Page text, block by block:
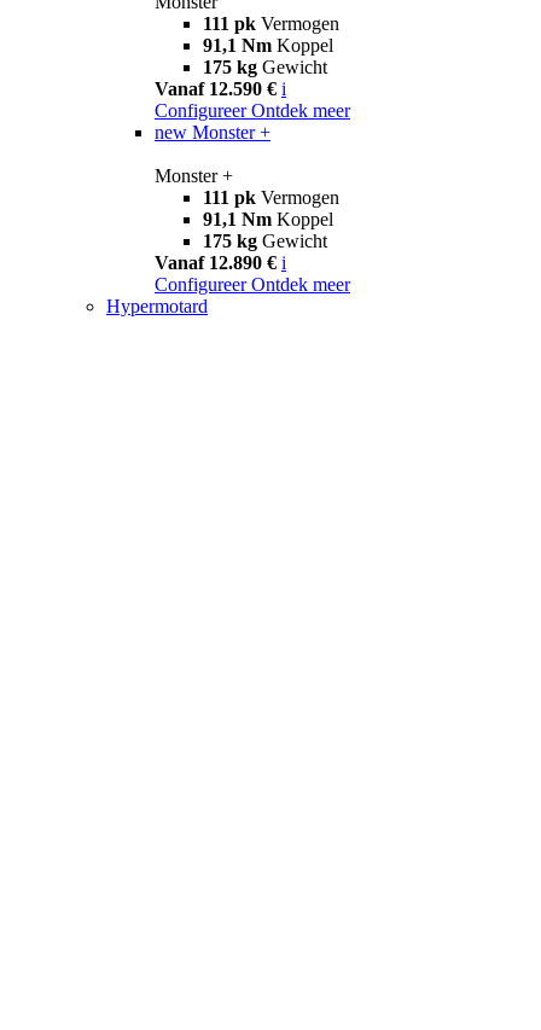
111 pk Vermogen
91,1 Nm Koppel
175 kg Gewicht
Vanaf 12.590 € i
Configureer Ontdek meer
new Monster +
Monster +
111 pk Vermogen
91,1 Nm Koppel
175 kg Gewicht
Vanaf 12.890 € i
Configureer Ontdek meer
Hypermotard